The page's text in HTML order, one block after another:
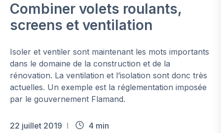
Combiner volets roulants,
screens et ventilation
Isoler et ventiler sont maintenant les mots importants
dans le domaine de la construction et de la
rénovation. La ventilation et l’isolation sont donc très
actuelles. Un exemple est la réglementation imposée
par le gouvernement Flamand.
22 juillet 2019 4 min